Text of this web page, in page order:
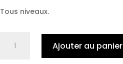
Tous niveaux.
Ajouter au panier